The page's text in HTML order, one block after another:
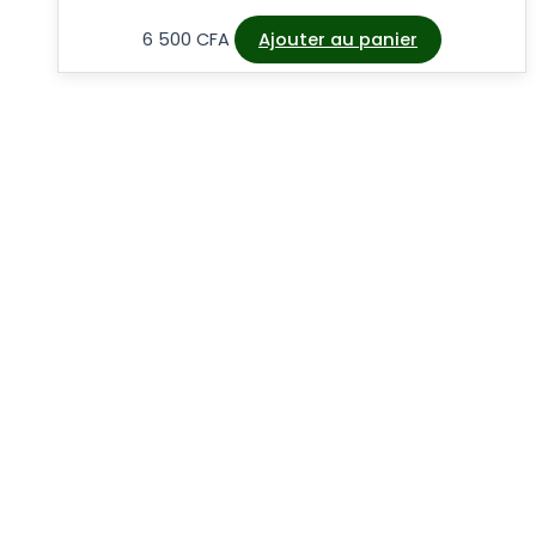
6 500 CFA Ajouter au panier